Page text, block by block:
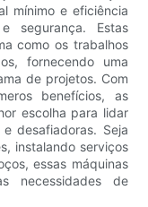
mínimo e eficiência
segurança. Estas
como os trabalhos
fornecendo uma
de projetos. Com
benefícios, as
escolha para lidar
desafiadoras. Seja
instalando serviços
essas máquinas
necessidades de